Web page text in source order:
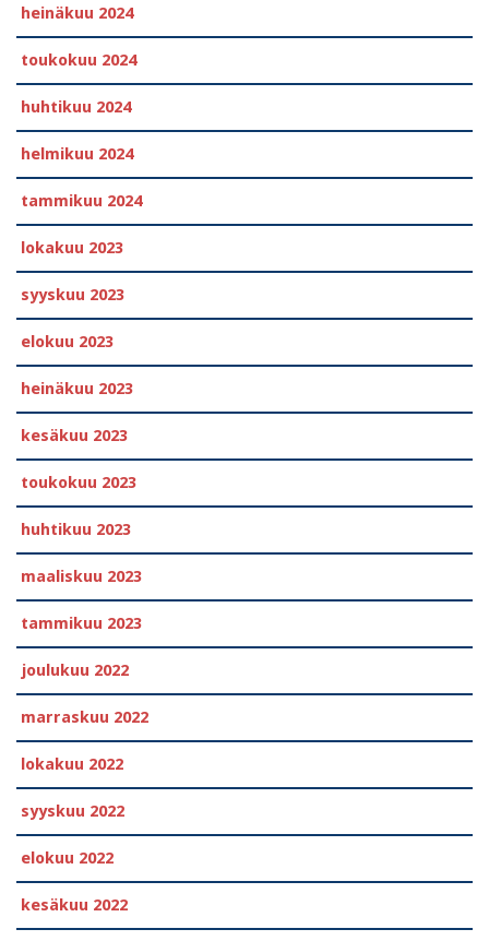
heinäkuu 2024
toukokuu 2024
huhtikuu 2024
helmikuu 2024
tammikuu 2024
lokakuu 2023
syyskuu 2023
elokuu 2023
heinäkuu 2023
kesäkuu 2023
toukokuu 2023
huhtikuu 2023
maaliskuu 2023
tammikuu 2023
joulukuu 2022
marraskuu 2022
lokakuu 2022
syyskuu 2022
elokuu 2022
kesäkuu 2022